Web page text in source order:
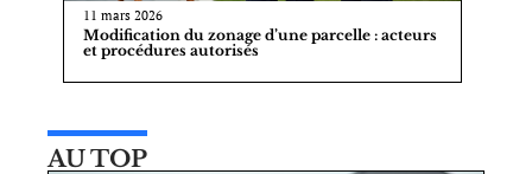
11 mars 2026
Modification du zonage d’une parcelle : acteurs
et procédures autorisés
AU TOP